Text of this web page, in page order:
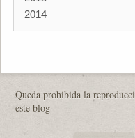
2014
Queda prohibida la
este blog